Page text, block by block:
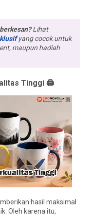
Lihat
yang cocok untuk
maupun hadiah
Tinggi 🖨️
hasil maksimal
Oleh karena itu,